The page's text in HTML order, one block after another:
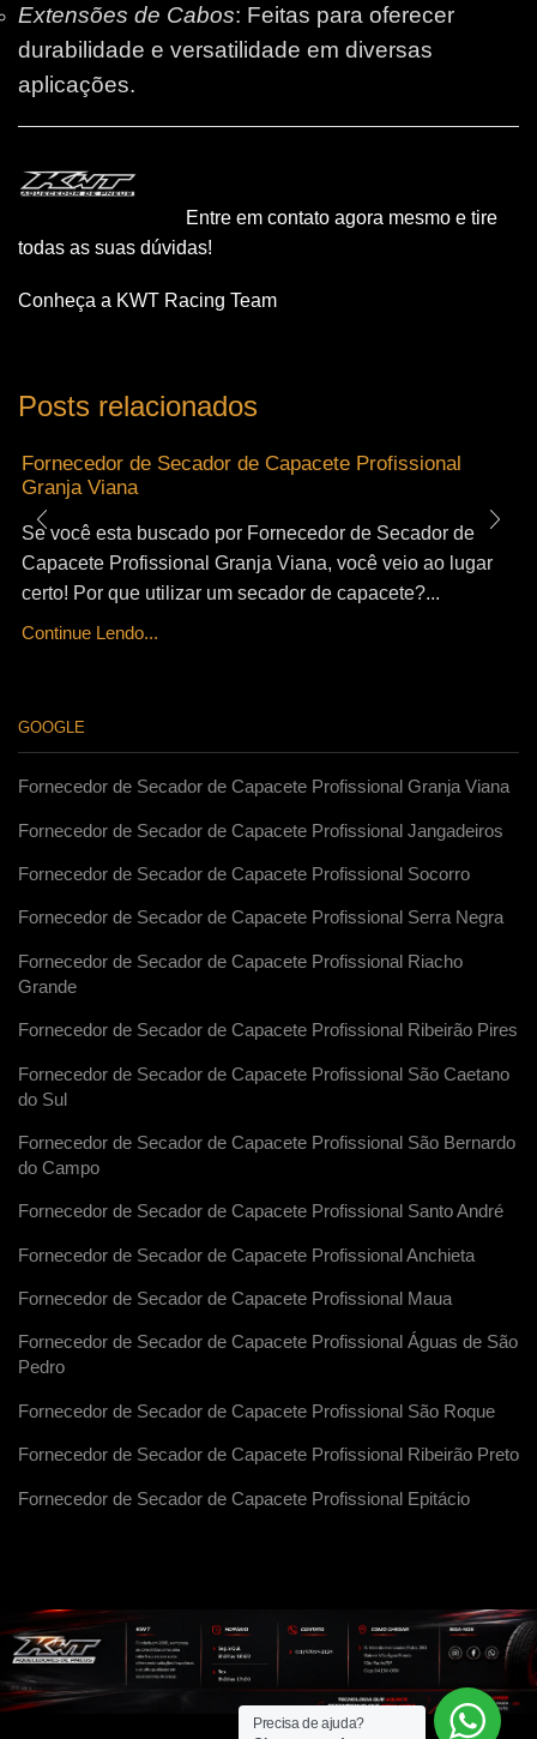
Extensões de Cabos: Feitas para oferecer
durabilidade e versatilidade em diversas
aplicações.
Entre em contato agora mesmo e tire
todas as suas dúvidas!
Conheça a KWT Racing Team
Posts relacionados
Fornecedor de Secador de Capacete Profissional
Granja Viana
Se você esta buscado por Fornecedor de Secador de
Capacete Profissional Granja Viana, você veio ao lugar
certo! Por que utilizar um secador de capacete?...
Continue Lendo...
GOOGLE
Fornecedor de Secador de Capacete Profissional Granja Viana
Fornecedor de Secador de Capacete Profissional Jangadeiros
Fornecedor de Secador de Capacete Profissional Socorro
Fornecedor de Secador de Capacete Profissional Serra Negra
Fornecedor de Secador de Capacete Profissional Riacho
Grande
Fornecedor de Secador de Capacete Profissional Ribeirão Pires
Fornecedor de Secador de Capacete Profissional São Caetano
do Sul
Fornecedor de Secador de Capacete Profissional São Bernardo
do Campo
Fornecedor de Secador de Capacete Profissional Santo André
Fornecedor de Secador de Capacete Profissional Anchieta
Fornecedor de Secador de Capacete Profissional Maua
Fornecedor de Secador de Capacete Profissional Águas de São
Pedro
Fornecedor de Secador de Capacete Profissional São Roque
Fornecedor de Secador de Capacete Profissional Ribeirão Preto
Fornecedor de Secador de Capacete Profissional Epitácio
Precisa de ajuda?